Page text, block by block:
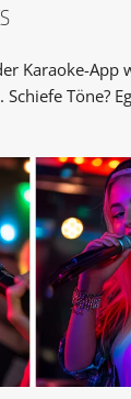
Karaoke-App
Töne?